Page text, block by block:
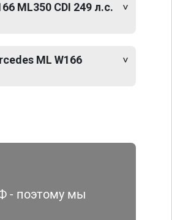
ML350 CDI 249 л.с.
ML W166
- поэтому мы